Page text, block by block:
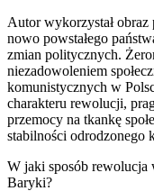
Autor wykorzystał
nowo powstałego
zmian politycznych.
niezadowoleniem
komunistycznych w
charakteru rewolucji,
przemocy na tkankę
stabilności odrodzonego
W jaki sposób rewolucja
Baryki?